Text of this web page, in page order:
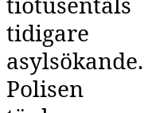
tidigare
asylsökande.
Polisen